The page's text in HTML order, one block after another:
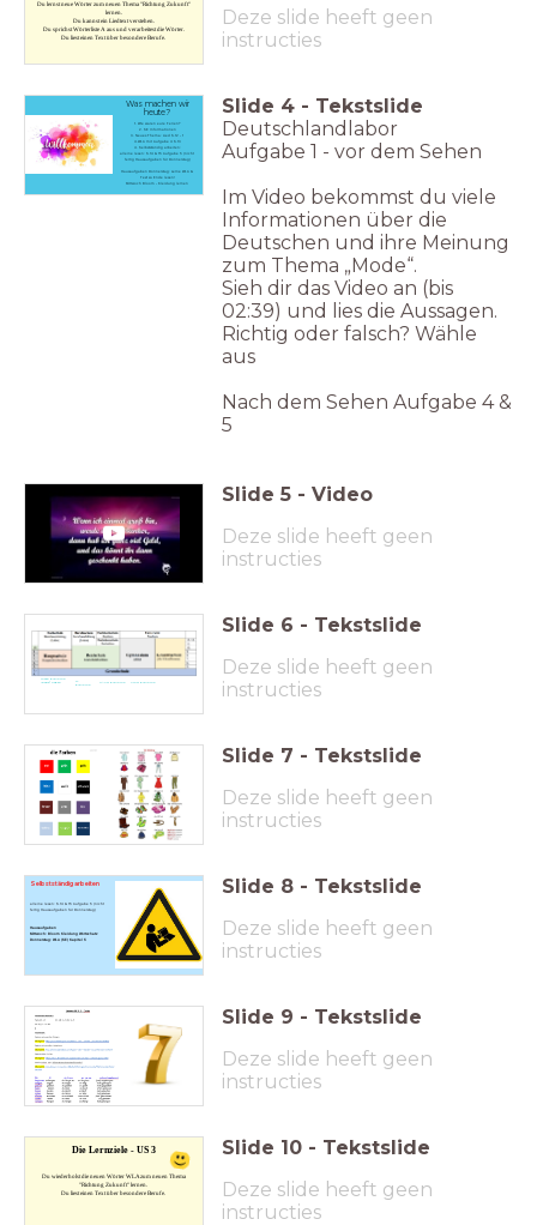
Du lernst neue Wörter zum neuen Thema "Richtung Zukunft"
lernen.
Du kannst ein Liedtext verstehen.
Du sprichst Wörterliste A aus und verarbeitest die Wörter.
Du liest einen Text über besondere Berufe.
Deze slide heeft geen
instructies
Was machen wir
heute?
1. Wie waren eure Ferien?
2. SE Informationen
3. Neues Thema: Lied S.12 - 1
4.WL A mit Aufgabe 4 S.13
4. Selbstständig arbeiten:
alleine lesen: S.14 & 15 Aufgabe 5 (nicht
fertig Hausaufgaben für Donnerstag)
Hausaufgaben Donnerstag: Lerne WL A &
Text zu Ende lesen!
Mittwoch Bloom - Kleidung lernen
Slide 4 - Tekstslide
Deutschlandlabor
Aufgabe 1 - vor dem Sehen
Im Video bekommst du viele
Informationen über die
Deutschen und ihre Meinung
zum Thema „Mode“.
Sieh dir das Video an (bis
02:39) und lies die Aussagen.
Richtig oder falsch? Wähle
aus
Nach dem Sehen Aufgabe 4 &
5
Slide 5 - Video
Deze slide heeft geen
instructies
mavo diploma
(basis/ kader)
TL
diploma
HAVO diploma VWO diploma
Slide 6 - Tekstslide
Deze slide heeft geen
instructies
Slide 7 - Tekstslide
Deze slide heeft geen
instructies
Selbstständig arbeiten
alleine lesen: S.14 & 15 Aufgabe 5 (nicht
fertig Hausaufgaben für Donnerstag)
Hausaufgaben
Mittwoch: Bloom Kleidung Wortschatz
Donnerstag: WL A (SE) Kapitel 5
Slide 8 - Tekstslide
Deze slide heeft geen
instructies
Slide 9 - Tekstslide
Deze slide heeft geen
instructies
Die Lernziele - US 3
Du wiederholst die neuen Wörter WLAzum neuen Thema
"Richtung Zukunft" lernen.
Du liest einen Text über besondere Berufe.
Slide 10 - Tekstslide
Deze slide heeft geen
instructies